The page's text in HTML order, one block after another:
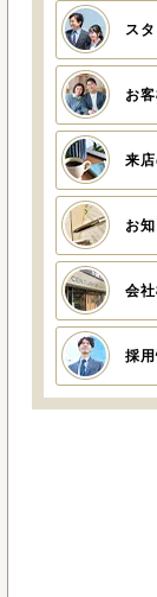
ス
お
来
お
会
採